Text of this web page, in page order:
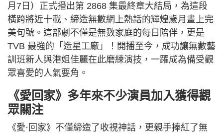
月7日）正式播出第 2868 集最終章大結局，為這段
橫跨將近十載、締造無數網上熱話的輝煌歲月畫上完
美句號。這部劇不僅是無數家庭的每日陪伴，更是
TVB 最強的「造星工廠」！開播至今，成功讓無數藝
訓班新人與港姐佳麗在此磨練演技，一躍成為備受觀
眾喜愛的人氣要角。
《愛回家》多年來不少演員加入獲得觀
眾關注
《愛·回家》不僅締造了收視神話，更親手捧紅了無